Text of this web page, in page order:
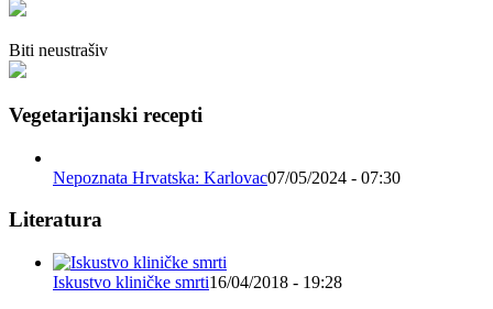
Biti neustrašiv
Vegetarijanski recepti
Nepoznata Hrvatska: Karlovac07/05/2024 - 07:30
Literatura
Iskustvo kliničke smrti16/04/2018 - 19:28